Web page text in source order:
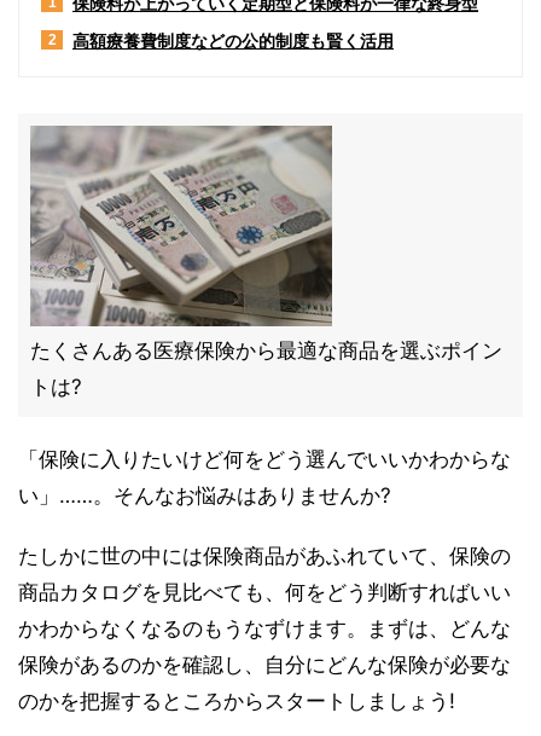
2 高額療養費制度などの公的制度も賢く活用
たくさんある医療保険から最適な商品を選ぶポイン
トは?
「保険に入りたいけど何をどう選んでいいかわからな
い」……。そんなお悩みはありませんか?
たしかに世の中には保険商品があふれていて、保険の
商品カタログを見比べても、何をどう判断すればいい
かわからなくなるのもうなずけます。まずは、どんな
保険があるのかを確認し、自分にどんな保険が必要な
のかを把握するところからスタートしましょう!